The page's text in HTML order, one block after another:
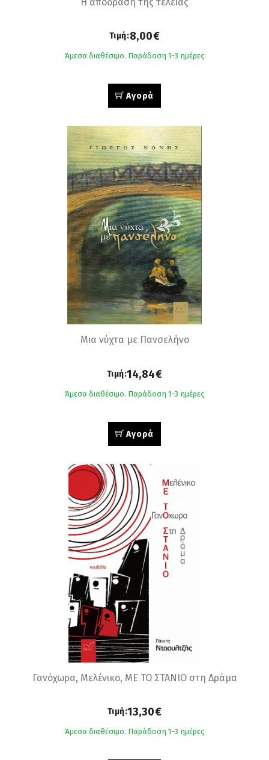
Τιμή:8,00€
Άμεσα διαθέσιμο. Παράδοση 1-3 ημέρες
Αγορά
Μια νύχτα με Πανσελήνο
Τιμή:14,84€
Άμεσα διαθέσιμο. Παράδοση 1-3 ημέρες
Αγορά
Γανόχωρα, Μελένικο, ΜΕ ΤΟ ΣΤΑΝΙΟ στη Δράμα
Τιμή:13,30€
Άμεσα διαθέσιμο. Παράδοση 1-3 ημέρες